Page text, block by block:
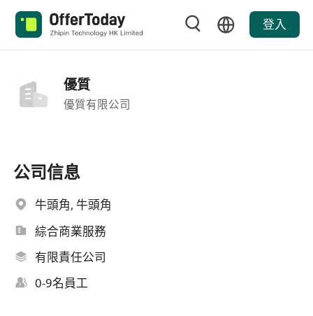
登入
優質
優質有限公司
公司信息
牛頭角, 牛頭角
綜合商業服務
有限責任公司
0-9名員工